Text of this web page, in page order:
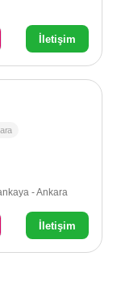
İletişim
- Ankara
İletişim